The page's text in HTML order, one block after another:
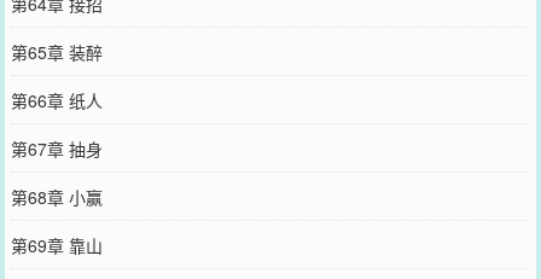
第65章 装醉
第66章 纸人
第67章 抽身
第68章 小赢
第69章 靠山